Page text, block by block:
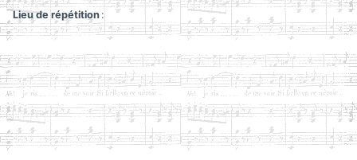
Lieu de répétition :